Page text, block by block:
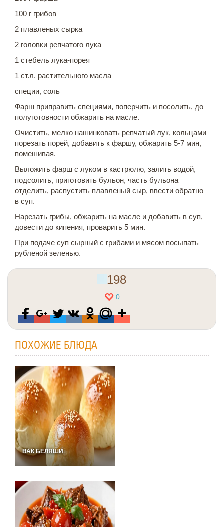
100 г грибов
2 плавленых сырка
2 головки репчатого лука
1 стебель лука-порея
1 ст.л. растительного масла
специи, соль
Фарш приправить специями, поперчить и посолить, до
полуготовности обжарить на масле.
Очистить, мелко нашинковать репчатый лук, кольцами
порезать порей, добавить к фаршу, обжарить 5-7 мин,
помешивая.
Выложить фарш с луком в кастрюлю, залить водой,
подсолить, приготовить бульон, часть бульона
отделить, распустить плавленый сыр, ввести обратно
в суп.
Нарезать грибы, обжарить на масле и добавить в суп,
довести до кипения, проварить 5 мин.
При подаче суп сырный с грибами и мясом посыпать
рубленой зеленью.
198
0
ПОХОЖИЕ БЛЮДА
ВАК БЕЛЯШИ